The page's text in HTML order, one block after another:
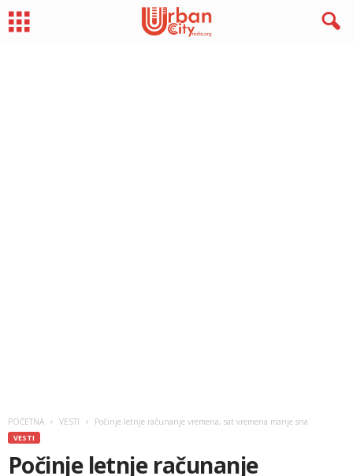
POČETNA VESTI Počinje letnje računanje vremena, sat vremena manje sna
VESTI
Počinje letnje računanje